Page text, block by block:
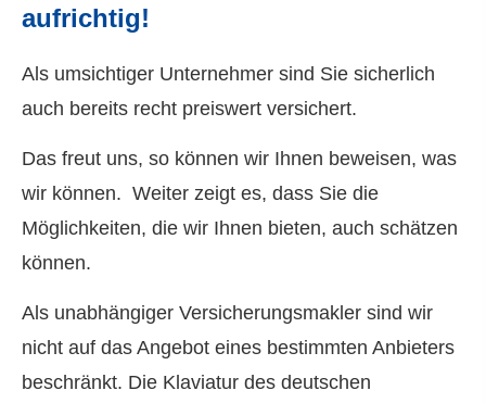
aufrichtig!
Als umsichtiger Unternehmer sind Sie sicherlich
auch bereits recht preiswert versichert.
Das freut uns, so können wir Ihnen beweisen, was
wir können. Weiter zeigt es, dass Sie die
Möglichkeiten, die wir Ihnen bieten, auch schätzen
können.
Als unabhängiger Ver­sicherungs­makler sind wir
nicht auf das Angebot eines bestimmten Anbieters
beschränkt. Die Klaviatur des deutschen